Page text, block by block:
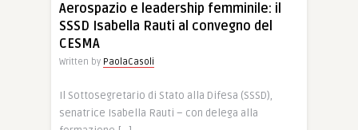
Aerospazio e leadership femminile: il
SSSD Isabella Rauti al convegno del
CESMA
Written by PaolaCasoli
Il Sottosegretario di Stato alla Difesa (SSSD),
senatrice Isabella Rauti – con delega alla